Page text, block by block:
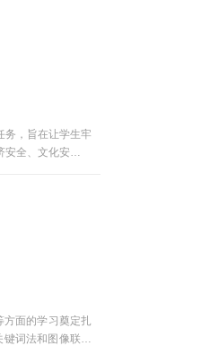
务，旨在让学生牢
全、文化安全、
面的学习奠定扎
词法和图像联想